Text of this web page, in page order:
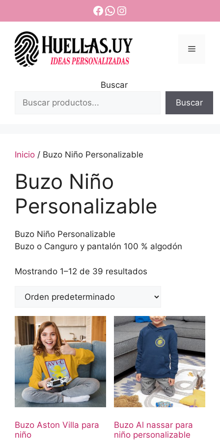
contenido
Facebook
WhatsApp
Instagram
Menú
Buscar
Buscar
Inicio / Buzo Niño Personalizable
Buzo Niño
Personalizable
Buzo Niño Personalizable
Buzo o Canguro y pantalón 100 % algodón
Mostrando 1–12 de 39 resultados
Buzo Aston Villa para
niño
Buzo Al nassar para
niño personalizable